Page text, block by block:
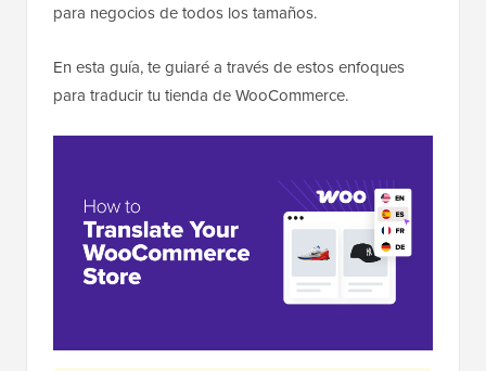
para negocios de todos los tamaños.
En esta guía, te guiaré a través de estos enfoques
para traducir tu tienda de WooCommerce.